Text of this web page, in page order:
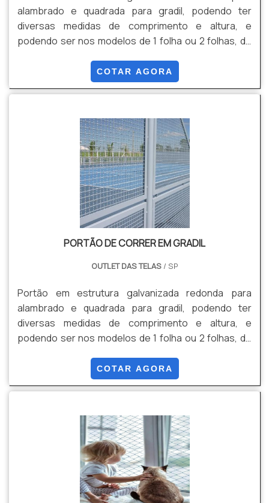
alambrado e quadrada para gradil, podendo ter
diversas medidas de comprimento e altura, e
podendo ser nos modelos de 1 folha ou 2 folhas, de
COTAR AGORA
PORTÃO DE CORRER EM GRADIL
OUTLET DAS TELAS/ SP
Portão em estrutura galvanizada redonda para
alambrado e quadrada para gradil, podendo ter
diversas medidas de comprimento e altura, e
podendo ser nos modelos de 1 folha ou 2 folhas, de
COTAR AGORA